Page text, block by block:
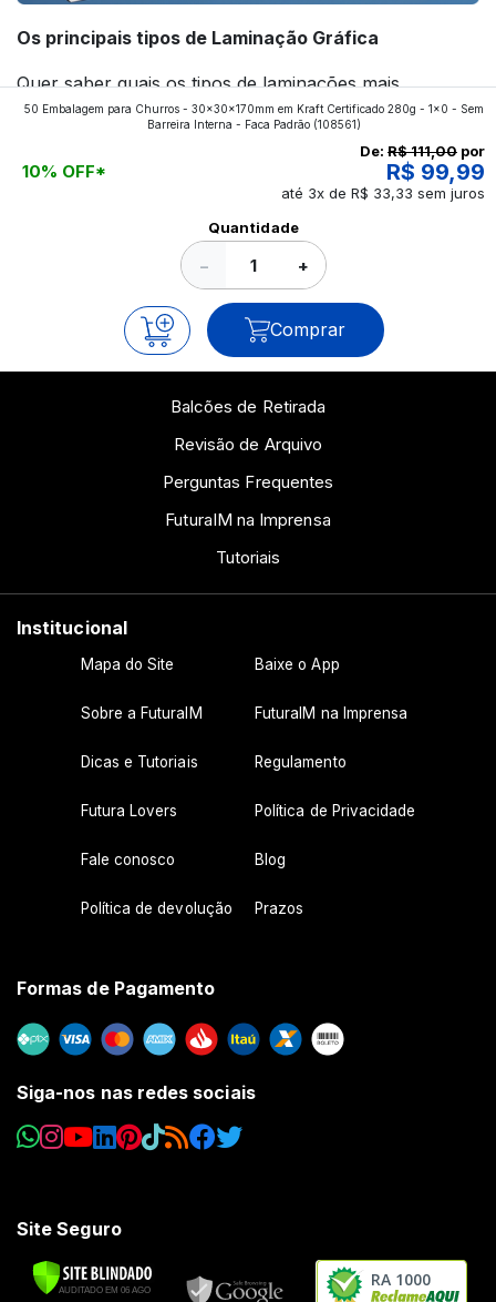
Os principais tipos de Laminação Gráfica
Quer saber quais os tipos de laminações mais
aplicados nos impressos da gráfica FuturaIM? Então,
continue a leitura que vamos revelar para você!
50 Embalagem para Churros - 30x30x170mm em Kraft Certificado 280g - 1x0 - Sem
Barreira Interna - Faca Padrão(108561)
10% OFF*
De: R$ 111,00 por
R$ 99,99
até 3x de R$ 33,33 sem juros
Quantidade
− +
Comprar
Balcões de Retirada
Revisão de Arquivo
Perguntas Frequentes
FuturaIM na Imprensa
Tutoriais
Institucional
Mapa do Site Baixe o App
Sobre a FuturaIM FuturaIM na Imprensa
Dicas e Tutoriais Regulamento
Futura Lovers Política de Privacidade
Fale conosco Blog
Política de devolução Prazos
Formas de Pagamento
Siga-nos nas redes sociais
Site Seguro
RA 1000